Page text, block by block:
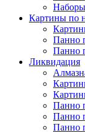
Картины по
Панно
Панно
Ликвидация
Панно
Панно
Панно